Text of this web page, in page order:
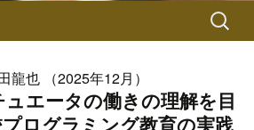
検
索:
龍也 （2025年12月）
エータの働きの理解を目
ログラミング教育の実践